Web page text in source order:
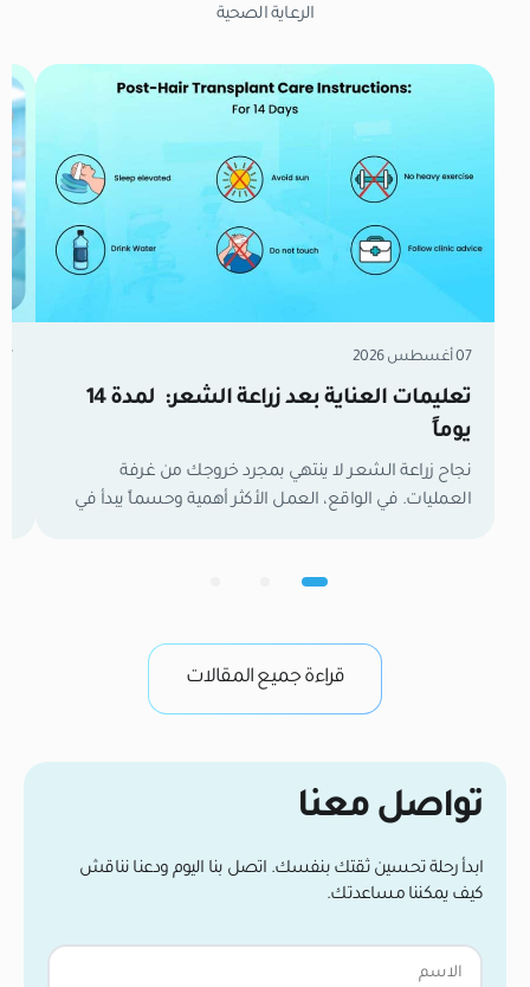
الرعاية الصحية
07 أغسطس 2026
تعليمات العناية بعد زراعة الشعر: لمدة 14
يوماً
نجاح زراعة الشعر لا ينتهي بمجرد خروجك من غرفة
العمليات. في الواقع، العمل الأكثر أهمية وحسماً يبدأ في
تكون بصيلات الشعر الجديدة كائنات حية وهشة تعمل
من واقع خبرتنا […]
قراءة جميع المقالات
تواصل معنا
ابدأ رحلة تحسين ثقتك بنفسك. اتصل بنا اليوم ودعنا نناقش
كيف يمكننا مساعدتك.